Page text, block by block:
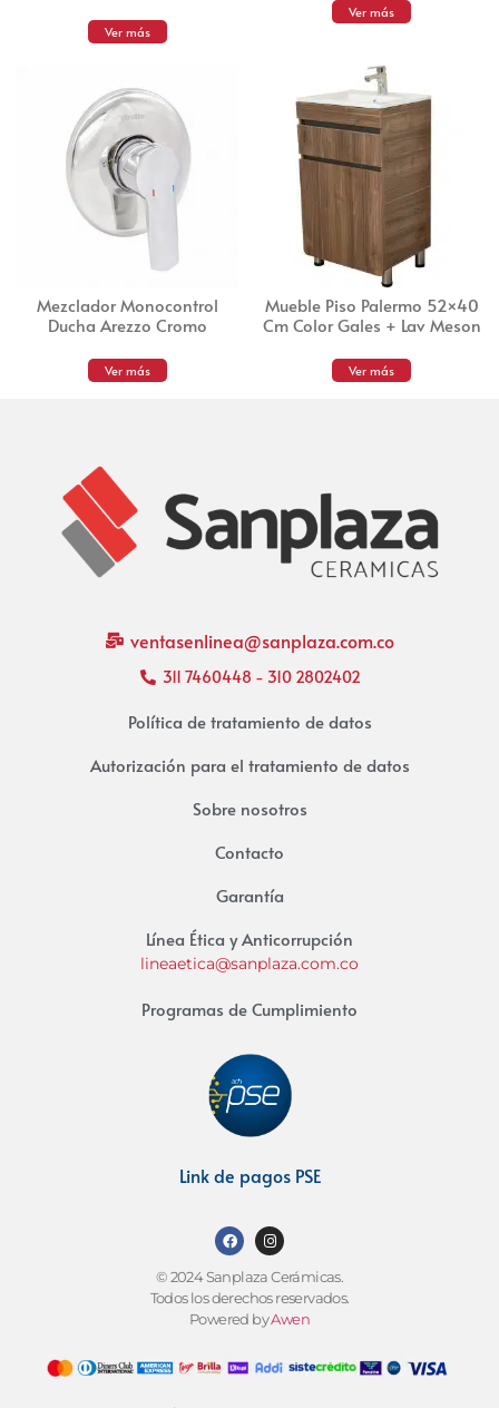
Ver más
Ver más
Mezclador Monocontrol
Ducha Arezzo Cromo
Ver más
Mueble Piso Palermo 52×40
Cm Color Gales + Lav Meson
Ver más
ventasenlinea@sanplaza.com.co
311 7460448 - 310 2802402
Política de tratamiento de datos
Autorización para el tratamiento de datos
Sobre nosotros
Contacto
Garantía
Línea Ética y Anticorrupción
lineaetica@sanplaza.com.co
Programas de Cumplimiento
Link de pagos PSE
© 2024 Sanplaza Cerámicas.
Todos los derechos reservados.
Powered byAwen